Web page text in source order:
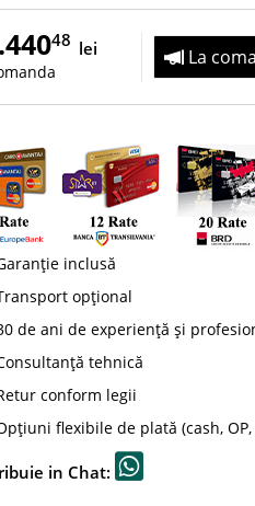
48 lei La
inclusă
opțional
de ani de experiență și
tehnică
conform legii
flexibile de plată (cash,
in Chat: